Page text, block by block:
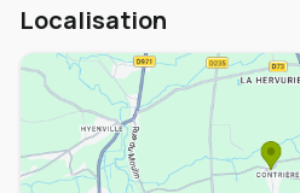
Localisation